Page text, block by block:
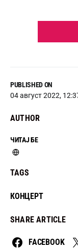
PUBLISHED ON
04 август 2022,
AUTHOR
ЧИТАЈ БЕ
TAGS
КОНЦЕРТ
SHARE ARTICLE
FACEBOOK